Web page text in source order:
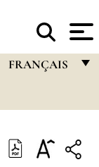
FRANÇAIS
ITALIANO